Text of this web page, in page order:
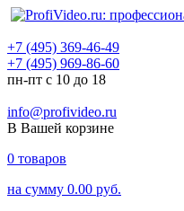
+7 (495) 369-46-49
+7 (495) 969-86-60
пн-пт с 10 до 18
info@profivideo.ru
В Вашей корзине
0 товаров
на сумму 0.00 руб.